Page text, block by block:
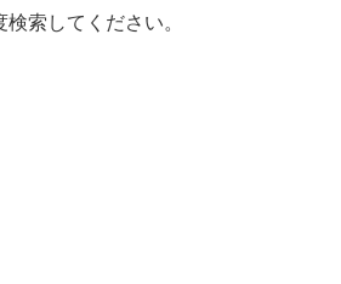
索してください。